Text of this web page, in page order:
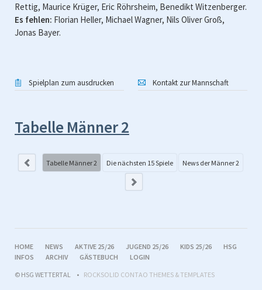
Rettig, Maurice Krüger, Eric Röhrsheim, Benedikt Witzenberger.
Es fehlen: Florian Heller, Michael Wagner, Nils Oliver Groß,
Jonas Bayer.
Spielplan zum ausdrucken Kontakt zur Mannschaft
Tabelle Männer 2
Tabelle Männer 2 Die nächsten 15 Spiele News der Männer 2
NAVIGATION
ÜBERSPRINGEN
HOME NEWS AKTIVE 25/26 JUGEND 25/26 KIDS 25/26
HSG
INFOS
ARCHIV GÄSTEBUCH
LOGIN
© HSG WETTERTAL
ROCKSOLID CONTAO THEMES & TEMPLATES